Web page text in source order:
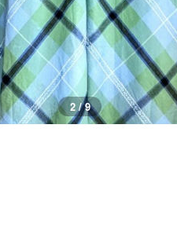
2 / 9